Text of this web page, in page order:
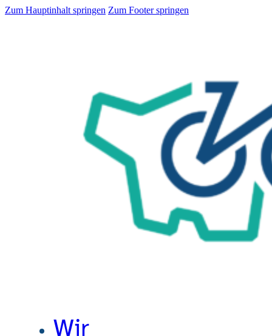
Zum Hauptinhalt springen Zum Footer springen
Wir